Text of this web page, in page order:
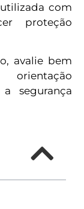
com
proteção
avalie bem
orientação
segurança